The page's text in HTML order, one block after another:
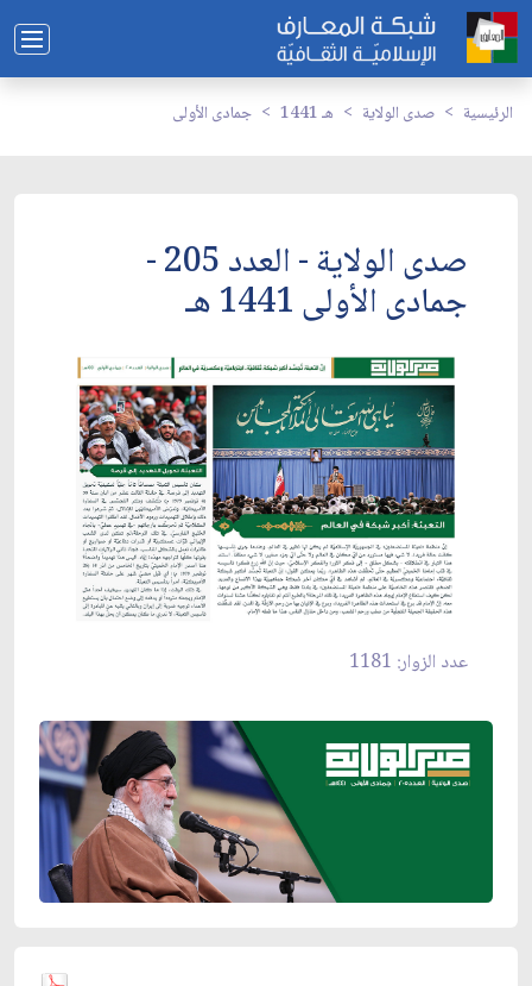
الرئيسية صدى الولاية 1441 هـ جمادى الأولى
صدى الولاية - العدد 205 -
جمادى الأولى 1441 هـ
عدد الزوار: 1181